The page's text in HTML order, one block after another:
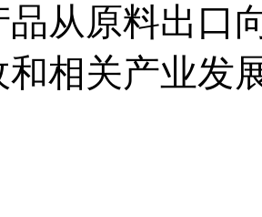
品从原料出口
和相关产业发